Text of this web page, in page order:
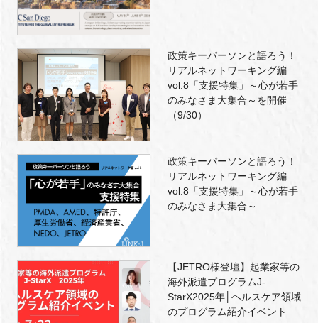
政策キーパーソンと語ろう！
リアルネットワーキング編
vol.8「支援特集」～心が若手
のみなさま大集合～を開催
（9/30）
政策キーパーソンと語ろう！
リアルネットワーキング編
vol.8「支援特集」～心が若手
のみなさま大集合～
【JETRO様登壇】起業家等の
海外派遣プログラムJ-
StarX2025年│ヘルスケア領域
のプログラム紹介イベント